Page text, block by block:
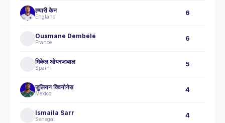
ह्‍यारी केन
England 6
Ousmane Dembélé
France 6
मिकेल ओयरजाबाल
Spain 5
जुलियन क्विनोनेस
Mexico 4
Ismaila Sarr
Senegal 4